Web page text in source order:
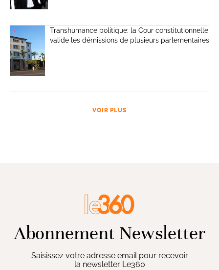
Transhumance politique: la Cour constitutionnelle
valide les démissions de plusieurs parlementaires
VOIR PLUS
Abonnement Newsletter
Saisissez votre adresse email pour recevoir
la newsletter Le360